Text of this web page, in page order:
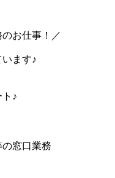
お仕事！／
ます♪
♪
窓口業務